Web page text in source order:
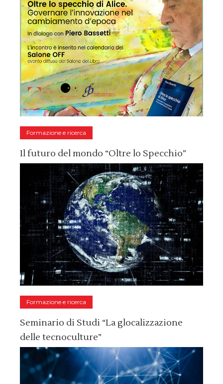
Formazione e ricerca
Il futuro del mondo “Oltre lo Specchio”
Formazione e ricerca
Seminario di Studi “La glocalizzazione
delle tecnoculture”